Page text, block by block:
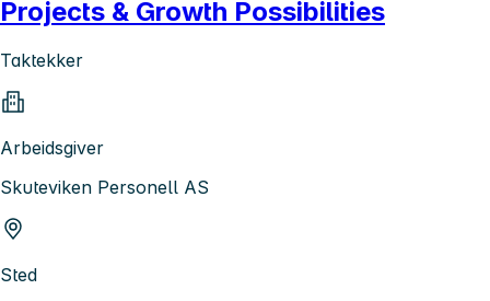
Projects & Growth Possibilities
Taktekker
Arbeidsgiver
Skuteviken Personell AS
Sted